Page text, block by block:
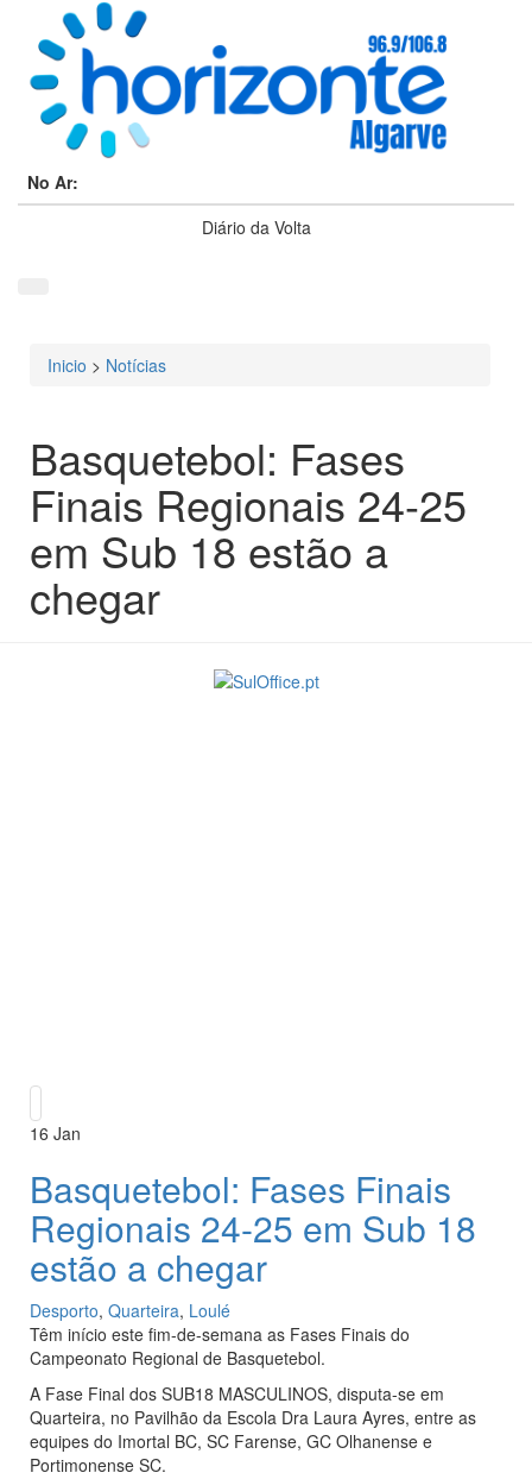
No Ar:
Diário da Volta
Está aqui
Inicio > Notícias
Basquetebol: Fases
Finais Regionais 24-25
em Sub 18 estão a
chegar
16 Jan
Basquetebol: Fases Finais
Regionais 24-25 em Sub 18
estão a chegar
Desporto, Quarteira, Loulé
Têm início este fim-de-semana as Fases Finais do
Campeonato Regional de Basquetebol.
A Fase Final dos SUB18 MASCULINOS, disputa-se em
Quarteira, no Pavilhão da Escola Dra Laura Ayres, entre as
equipes do Imortal BC, SC Farense, GC Olhanense e
Portimonense SC.